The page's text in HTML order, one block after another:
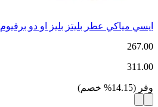
ايسي مياكي عطر بليتز بليز او دو برفيوم
267.00
311.00
وفر (
14.15
% خصم)